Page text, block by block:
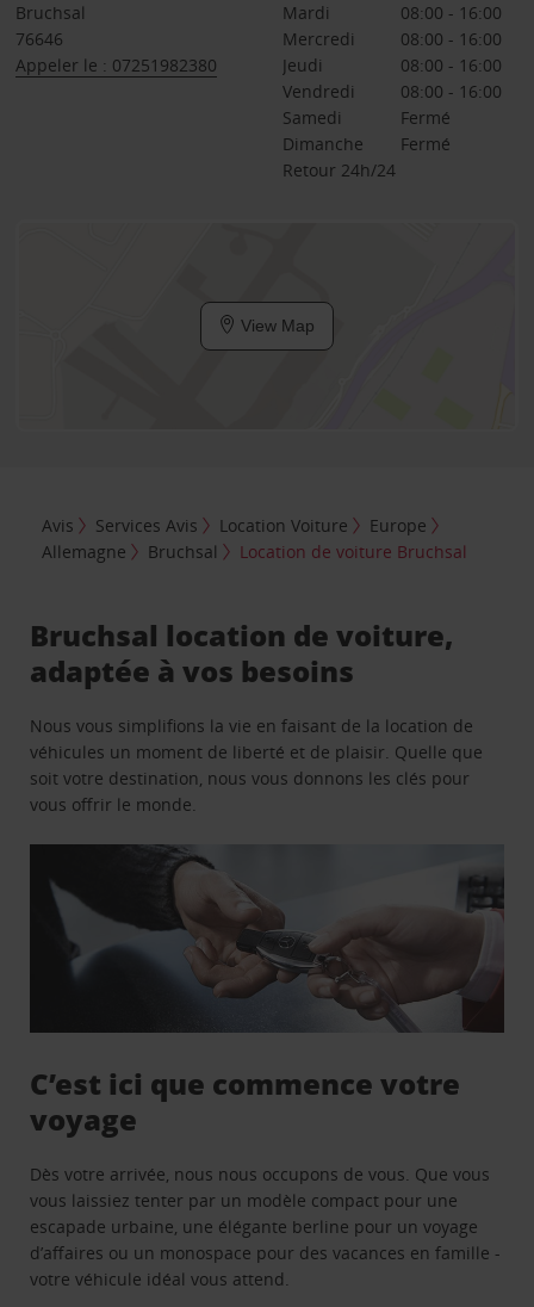
Bruchsal
76646
Appeler le : 07251982380
Mardi
08:00 - 16:00
Mercredi
08:00 - 16:00
Jeudi
08:00 - 16:00
Vendredi
08:00 - 16:00
Samedi
Fermé
Dimanche
Fermé
Retour 24h/24
View Map
Avis Services Avis Location Voiture
Europe
Allemagne
Bruchsal Location de voiture Bruchsal
Bruchsal location de voiture,
adaptée à vos besoins
Nous vous simplifions la vie en faisant de la location de
véhicules un moment de liberté et de plaisir. Quelle que
soit votre destination, nous vous donnons les clés pour
vous offrir le monde.
C’est ici que commence votre
voyage
Dès votre arrivée, nous nous occupons de vous. Que vous
vous laissiez tenter par un modèle compact pour une
escapade urbaine, une élégante berline pour un voyage
d’affaires ou un monospace pour des vacances en famille -
votre véhicule idéal vous attend.